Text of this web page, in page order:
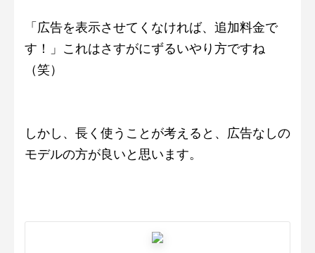
「広告を表示させてくなければ、追加料金で
す！」これはさすがにずるいやり方ですね
（笑）
しかし、長く使うことが考えると、広告なしの
モデルの方が良いと思います。